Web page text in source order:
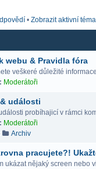
• Zobrazit aktivní
webu & Pravidla fóra
veškeré důležité
Moderátoři
události
probíhajicí v rámci
Moderátoři
Archiv
pracujete?!
ukázat nějaký screen nebo